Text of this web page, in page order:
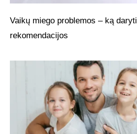
Vaikų miego problemos – ką
rekomendacijos